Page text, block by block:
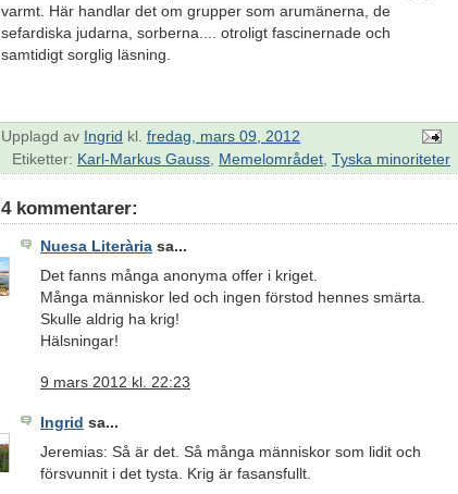
varmt. Här handlar det om grupper som arumänerna, de
sefardiska judarna, sorberna.... otroligt fascinernade och
samtidigt sorglig läsning.
Upplagd av Ingrid kl. fredag, mars 09, 2012
Etiketter: Karl-Markus Gauss, Memelområdet, Tyska minoriteter
4 kommentarer:
Nuesa Literària sa...
Det fanns många anonyma offer i kriget.
Många människor led och ingen förstod hennes smärta.
Skulle aldrig ha krig!
Hälsningar!
9 mars 2012 kl. 22:23
Ingrid sa...
Jeremias: Så är det. Så många människor som lidit och
försvunnit i det tysta. Krig är fasansfullt.